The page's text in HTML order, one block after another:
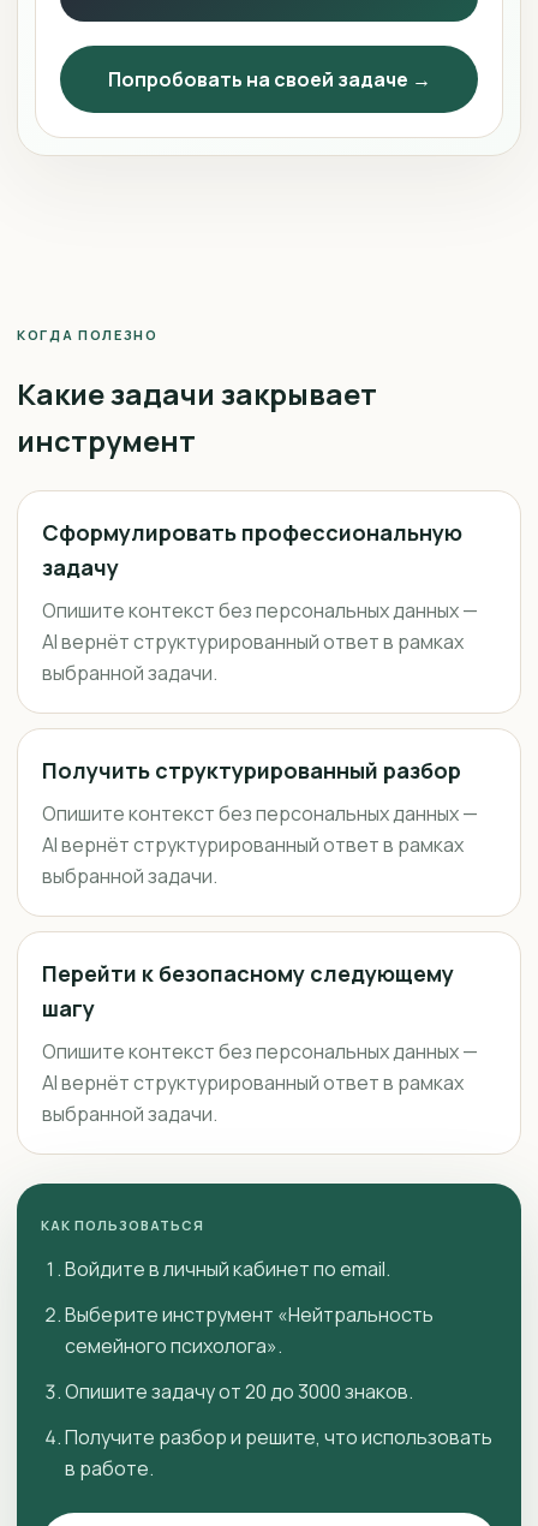
Попробовать на своей задаче →
КОГДА ПОЛЕЗНО
Какие задачи закрывает
инструмент
Сформулировать профессиональную
задачу
Опишите контекст без персональных данных —
AI вернёт структурированный ответ в рамках
выбранной задачи.
Получить структурированный разбор
Опишите контекст без персональных данных —
AI вернёт структурированный ответ в рамках
выбранной задачи.
Перейти к безопасному следующему
шагу
Опишите контекст без персональных данных —
AI вернёт структурированный ответ в рамках
выбранной задачи.
КАК ПОЛЬЗОВАТЬСЯ
Войдите в личный кабинет по email.
Выберите инструмент «Нейтральность
семейного психолога».
Опишите задачу от 20 до 3000 знаков.
Получите разбор и решите, что использовать
в работе.